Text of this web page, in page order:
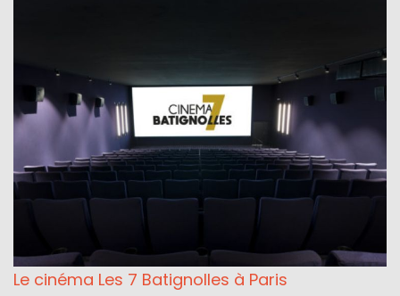
Le cinéma Les 7 Batignolles à Paris